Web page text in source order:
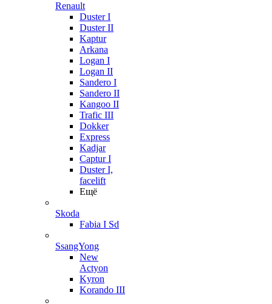
Renault
Duster I
Duster II
Kaptur
Arkana
Logan I
Logan II
Sandero I
Sandero II
Kangoo II
Trafic III
Dokker
Express
Kadjar
Captur I
Duster I,
facelift
Ещё
Skoda
Fabia I Sd
SsangYong
New
Actyon
Kyron
Korando III